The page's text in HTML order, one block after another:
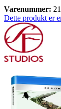
Varenummer:
Dette produkt er